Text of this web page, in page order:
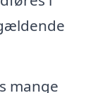
mange